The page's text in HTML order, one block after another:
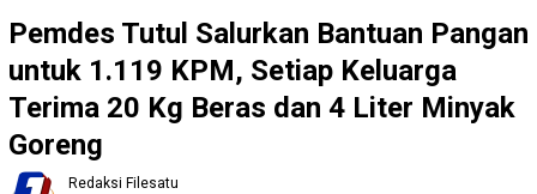
Pemdes Tutul Salurkan Bantuan Pangan
untuk 1.119 KPM, Setiap Keluarga
Terima 20 Kg Beras dan 4 Liter Minyak
Goreng
Redaksi Filesatu